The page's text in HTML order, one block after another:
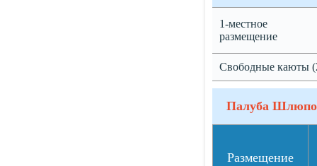
1-местное
размещение
Свободные каюты
Палуба
Размещение